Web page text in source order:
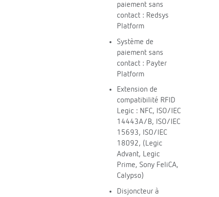
paiement sans
contact : Redsys
Platform
Système de
paiement sans
contact : Payter
Platform
Extension de
compatibilité RFID
Legic : NFC, ISO/IEC
14443A/B, ISO/IEC
15693, ISO/IEC
18092, (Legic
Advant, Legic
Prime, Sony FeliCA,
Calypso)
Disjoncteur à